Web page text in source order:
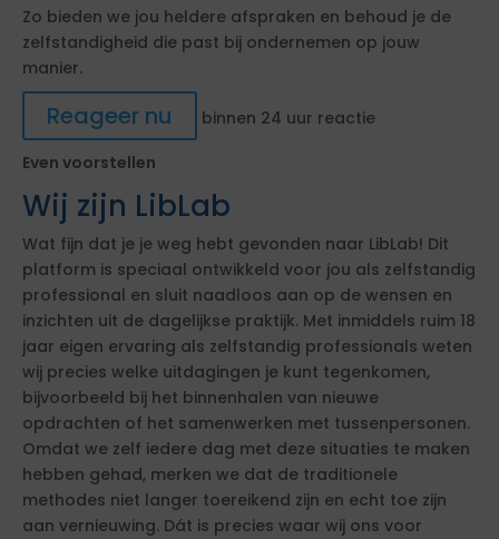
Zo bieden we jou heldere afspraken en behoud je de
zelfstandigheid die past bij ondernemen op jouw
manier.
Reageer nu
binnen 24 uur reactie
Even voorstellen
Wij zijn LibLab
Wat fijn dat je je weg hebt gevonden naar LibLab! Dit
platform is speciaal ontwikkeld voor jou als zelfstandig
professional en sluit naadloos aan op de wensen en
inzichten uit de dagelijkse praktijk. Met inmiddels ruim 18
jaar eigen ervaring als zelfstandig professionals weten
wij precies welke uitdagingen je kunt tegenkomen,
bijvoorbeeld bij het binnenhalen van nieuwe
opdrachten of het samenwerken met tussenpersonen.
Omdat we zelf iedere dag met deze situaties te maken
hebben gehad, merken we dat de traditionele
methodes niet langer toereikend zijn en echt toe zijn
aan vernieuwing. Dát is precies waar wij ons voor